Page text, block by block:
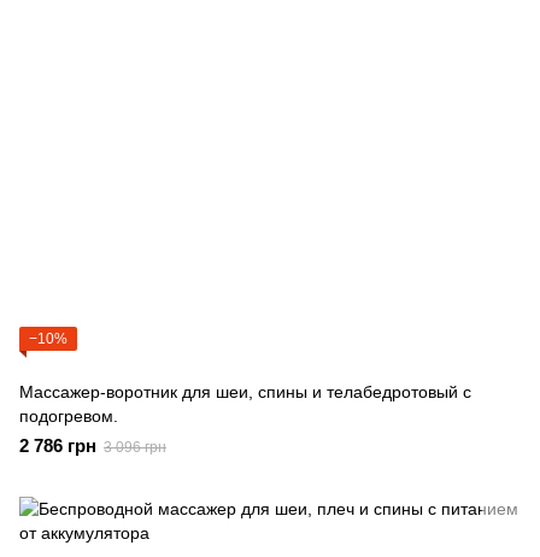
−10%
Массажер-воротник для шеи, спины и телабедротовый с
подогревом.
2 786 грн 3 096 грн